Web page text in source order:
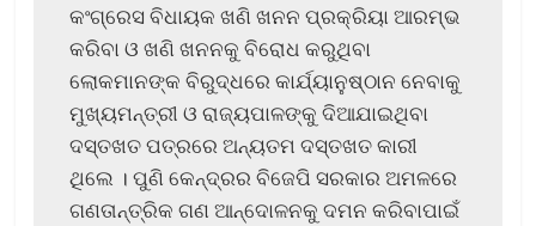
କଂଗ୍ରେସ ବିଧାୟକ ଖଣି ଖନନ ପ୍ରକ୍ରିୟା ଆରମ୍ଭ
କରିବା ଓ ଖଣି ଖନନକୁ ବିରୋଧ କରୁଥିବା
ଲୋକମାନଙ୍କ ବିରୁଦ୍ଧରେ କାର୍ଯ୍ୟାନୁଷ୍ଠାନ ନେବାକୁ
ମୁଖ୍ୟମନ୍ତ୍ରୀ ଓ ରାଜ୍ୟପାଳଙ୍କୁ ଦିଆଯାଇଥିବା
ଦସ୍ତଖତ ପତ୍ରରେ ଅନ୍ୟତମ ଦସ୍ତଖତ କାରୀ
ଥିଲେ । ପୁଣି କେନ୍ଦ୍ରର ବିଜେପି ସରକାର ଅମଳରେ
ଗଣତାନ୍ତ୍ରିକ ଗଣ ଆନ୍ଦୋଳନକୁ ଦମନ କରିବାପାଇଁ